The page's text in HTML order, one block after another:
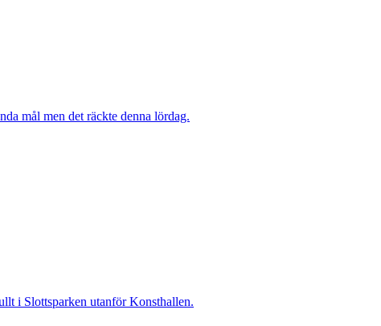
mål men det räckte denna lördag.
i Slottsparken utanför Konsthallen.